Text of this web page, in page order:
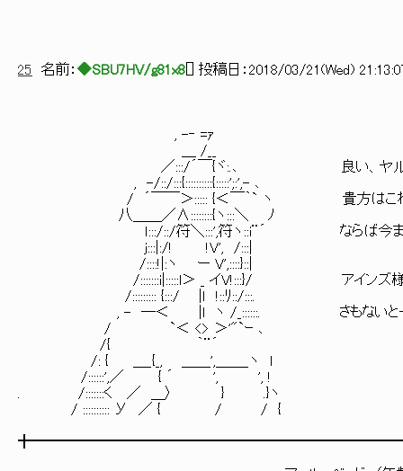
25 名前： ◆SBU7HV/g81x8 ] 投稿日： 2018/03/21(Wed)
, -‐ =ｧ
＿ /__
／:::/´￣{ヾ:.､ 良い、ヤル
, -/::/:::{::::::::::{:::::';:',- ､
/ ´￣￣＞::::: {＜￣｀` ヽ 貴方はこれから、正
八＿＿／∧::::::::{ヽ:::＼ ﾉ
ｌ:::/::/符＼:::',符ヽ::i¨´ ならば今までのような
j:::|:/! !V', /:::|
/::::!|:ヽ ー V',::::}::|
/:::::::i|:::::l＞ _ イV!:::}/ アインズ様を崇拝し、
/::::::::: {:::/ |ｌ !::ﾘ::/:::.
, - ―＜ |l ヽ /_::::::. さもないと
/ `＜ <> ＞'"`ｰ ､
/{ ｀¨´
/: { ＿_{_, ＿＿',＿＿_ヽ l
/::::::',／ { ´ ', ', !
. /:::::::く ／ ＿〉 } .}ヽ
/ :::::::::: У ／ { / / {